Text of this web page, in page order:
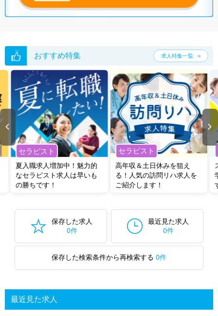
おすすめ特集 求人特集一覧
セラピスト
夏入職求人増加中！魅力的
なセラピスト求人は早いも
の勝ちです！
セラピスト
高年収＆土日休みを狙え
る！人気の訪問リハ求人を
ご紹介します！
保存した求人
0件
最近見た求人
0件
保存した検索条件から再検索する 0件
最近見た求人